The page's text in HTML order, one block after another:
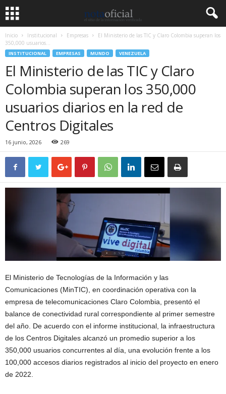
Inicio Institucional Empresas
El Ministerio de las TIC y Claro Colombia superan los
350,000 usuarios...
INSTITUCIONAL EMPRESAS MUNDO VENEZUELA
El Ministerio de las TIC y Claro
Colombia superan los 350,000
usuarios diarios en la red de
Centros Digitales
16 junio, 2026 269
El Ministerio de Tecnologías de la Información y las
Comunicaciones (MinTIC), en coordinación operativa con la
empresa de telecomunicaciones Claro Colombia, presentó el
balance de conectividad rural correspondiente al primer semestre
del año. De acuerdo con el informe institucional, la infraestructura
de los Centros Digitales alcanzó un promedio superior a los
350,000 usuarios concurrentes al día, una evolución frente a los
100,000 accesos diarios registrados al inicio del proyecto en enero
de 2022.